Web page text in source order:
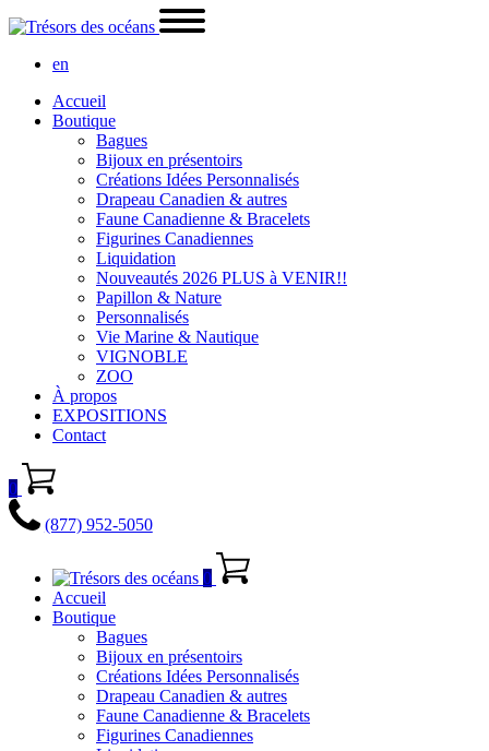
en
Accueil
Boutique
Bagues
Bijoux en présentoirs
Créations Idées Personnalisés
Drapeau Canadien & autres
Faune Canadienne & Bracelets
Figurines Canadiennes
Liquidation
Nouveautés 2026 PLUS à VENIR!!
Papillon & Nature
Personnalisés
Vie Marine & Nautique
VIGNOBLE
ZOO
À propos
EXPOSITIONS
Contact
0
(877) 952-5050
0
Accueil
Boutique
Bagues
Bijoux en présentoirs
Créations Idées Personnalisés
Drapeau Canadien & autres
Faune Canadienne & Bracelets
Figurines Canadiennes